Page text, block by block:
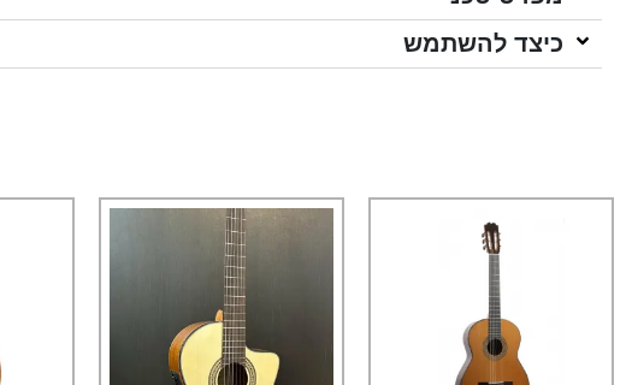
כיצד להשתמש